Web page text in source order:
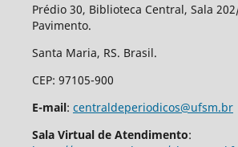
Prédio 30, Biblioteca Central, Sala
Pavimento.
Santa Maria, RS. Brasil.
CEP: 97105-900
E-mail: centraldeperiodicos@ufsm.br
Sala Virtual de Atendimento: